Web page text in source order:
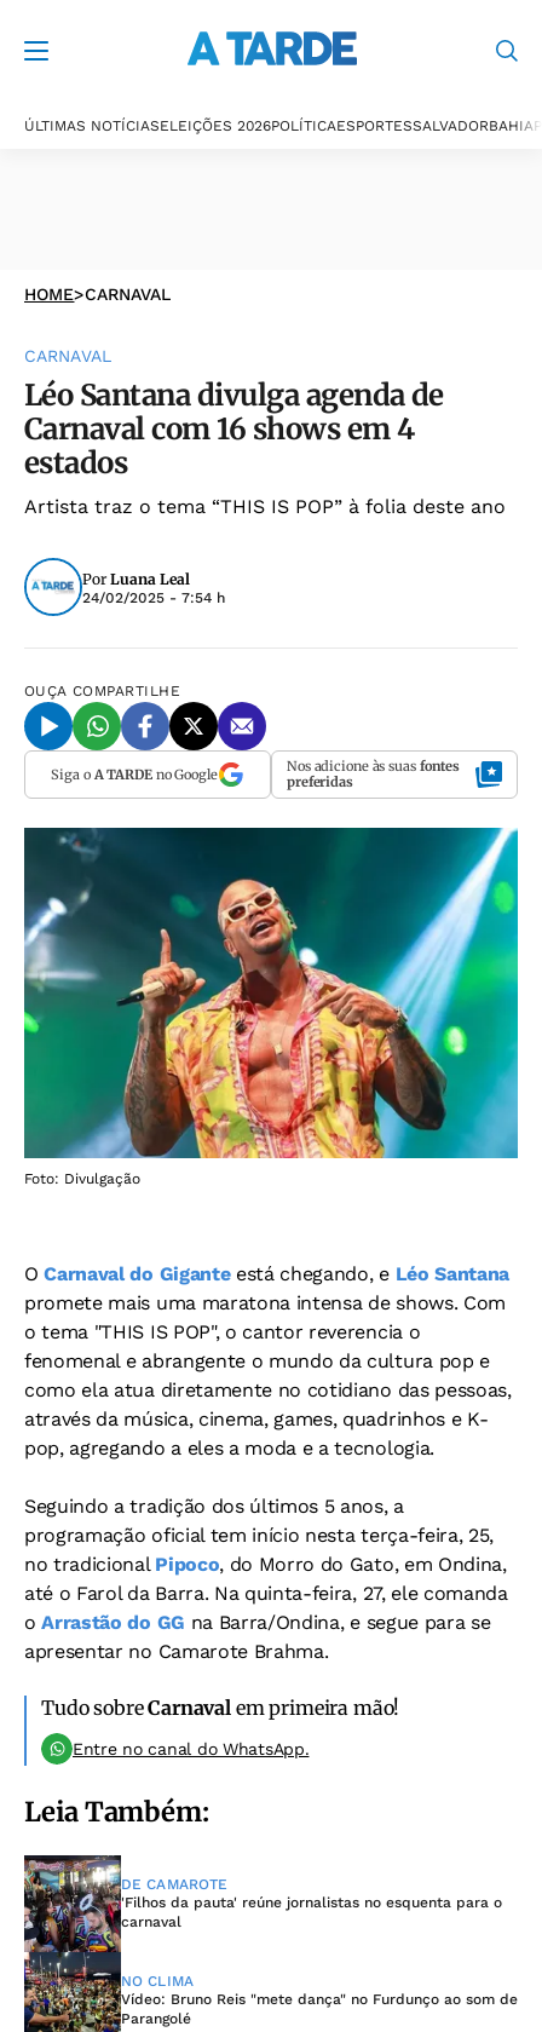
ÚLTIMAS NOTÍCIASELEIÇÕES 2026POLÍTICAESPORTESSALVADORBAHIA
HOME>CARNAVAL
CARNAVAL
Léo Santana divulga agenda de
Carnaval com 16 shows em 4
estados
Artista traz o tema “THIS IS POP” à folia deste ano
Por Luana Leal
24/02/2025 - 7:54 h
OUÇA COMPARTILHE
Siga o A TARDEno Google Nos adicione às suas fontes
preferidas
Foto: Divulgação
OCarnaval do Giganteestá chegando, e Léo Santana
promete mais uma maratona intensa de shows. Com
o tema "THIS IS POP", o cantor reverencia o
fenomenal e abrangente o mundo da cultura pop e
como ela atua diretamente no cotidiano das pessoas,
através da música, cinema, games, quadrinhos e K-
pop, agregando a eles a moda e a tecnologia.
Seguindo a tradição dos últimos 5 anos, a
programação oficial tem início nesta terça-feira, 25,
no tradicional Pipoco, do Morro do Gato, em Ondina,
até o Farol da Barra. Na quinta-feira, 27, ele comanda
oArrastão do GG na Barra/Ondina, e segue para se
apresentar no Camarote Brahma.
Tudo sobreCarnaval em primeira mão!
Entre no canal do WhatsApp.
Leia Também:
DE CAMAROTE
'Filhos da pauta' reúne jornalistas no esquenta para o
carnaval
NO CLIMA
Vídeo: Bruno Reis "mete dança" no Furdunço ao som de
Parangolé